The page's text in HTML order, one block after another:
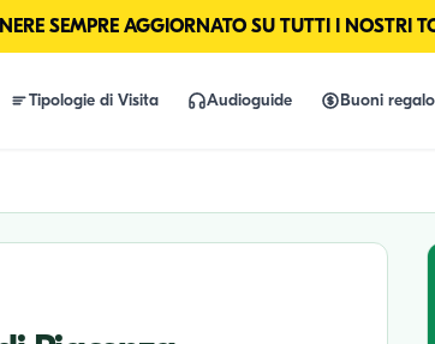
SEMPRE AGGIORNATO SU TUTTI I NOSTRI
Tipologie di Visita Audioguide Buoni regalo